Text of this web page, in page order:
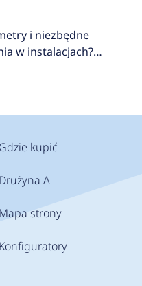
i niezbędne
w instalacjach?
Gdzie kupić
Drużyna A
Mapa strony
Konfiguratory